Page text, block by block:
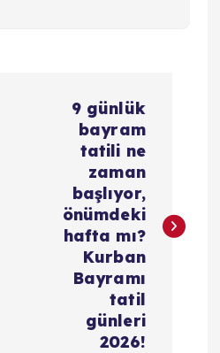
9 günlük
bayram
tatili ne
zaman
başlıyor,
önümdeki
hafta mı?
Kurban
Bayramı
tatil
günleri
2026!